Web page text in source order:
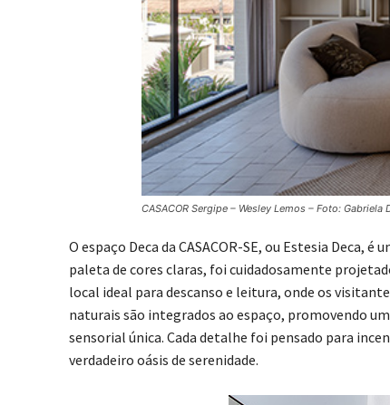
CASACOR Sergipe – Wesley Lemos – Foto: Gabriela
O espaço Deca da CASACOR-SE, ou Estesia Deca,
paleta de cores claras, foi cuidadosamente
local ideal para descanso e leitura, onde os
naturais são integrados ao espaço, promovendo
sensorial única. Cada detalhe foi pensado para
verdadeiro oásis de serenidade.